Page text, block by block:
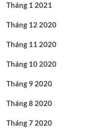
Tháng 1 2021
Tháng 12 2020
Tháng 11 2020
Tháng 10 2020
Tháng 9 2020
Tháng 8 2020
Tháng 7 2020